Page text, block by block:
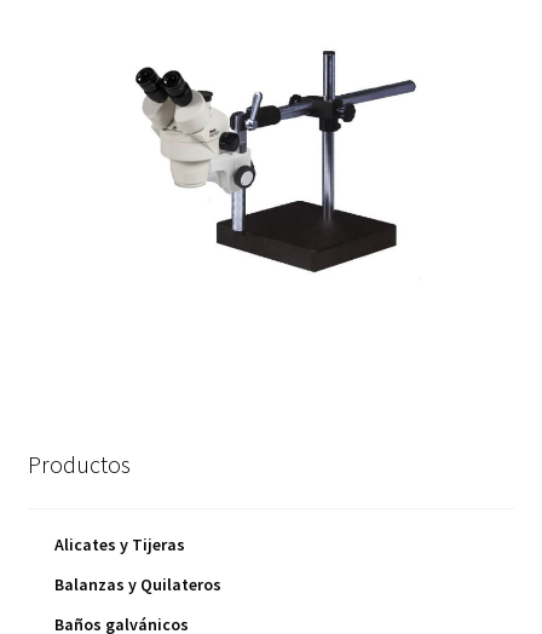
Productos
Alicates y Tijeras
Balanzas y Quilateros
Baños galvánicos